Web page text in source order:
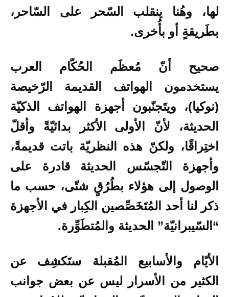
لها، وهُنا ينقلب السّحر على السّاحر،
بطَريقةٍ أو بأُخرى.
صحيح أنّ مُعظَم الحُكّام العرب
يستخدمون الهواتف القديمة الرّخيصة
(نوكيا)، ويتَجنّبون أجهزة الهواتف الذكيّة
الحديثة، لأنّ الأولى الأكثر بدائيّةً وأقلّ
اختِراقًا، ولكنّ هذه النظريّة باتت قديمةً،
وأجهزة التّجسّس الحديثة قادرة على
الوصول إلى هؤلاء بطُرُقٍ شتّى، حسب ما
ذكر لنا أحد المُتَخَصِّصين الكِبار في الأجهزة
“السّيبرانيّة” الحديثة والمُتطَوِّرة.
الأيّام والأسابيع المُقبلة ستَكشِف عن
الكثير من الأسرار ليس عن بعض جوانب